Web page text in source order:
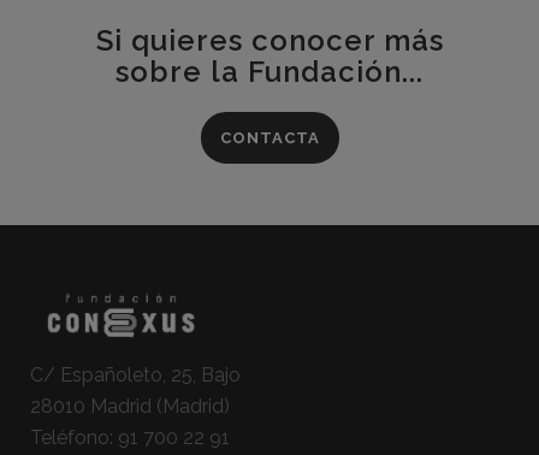
Si quieres conocer más
sobre la Fundación...
CONTACTA
C/ Españoleto, 25, Bajo
28010 Madrid (Madrid)
Teléfono: 91 700 22 91